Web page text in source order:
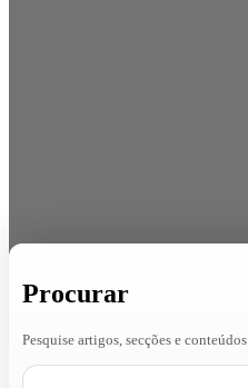
Procurar
Pesquise artigos, secções e conteúdos